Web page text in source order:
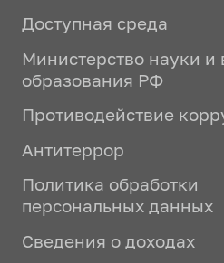
Доступная среда
Министерство науки и
образования РФ
Противодействие
Антитеррор
Политика обработки
персональных данных
Сведения о доходах